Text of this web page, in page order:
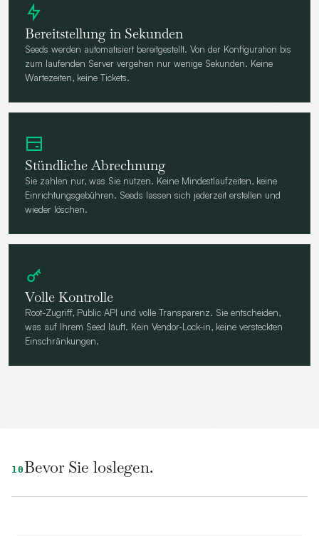
Bereitstellung in Sekunden
Seeds werden automatisiert bereitgestellt. Von der Konfiguration bis
zum laufenden Server vergehen nur wenige Sekunden. Keine
Wartezeiten, keine Tickets.
Stündliche Abrechnung
Sie zahlen nur, was Sie nutzen. Keine Mindestlaufzeiten, keine
Einrichtungsgebühren. Seeds lassen sich jederzeit erstellen und
wieder löschen.
Volle Kontrolle
Root-Zugriff, Public API und volle Transparenz. Sie entscheiden,
was auf Ihrem Seed läuft. Kein Vendor-Lock-in, keine versteckten
Einschränkungen.
10 Bevor Sie loslegen.